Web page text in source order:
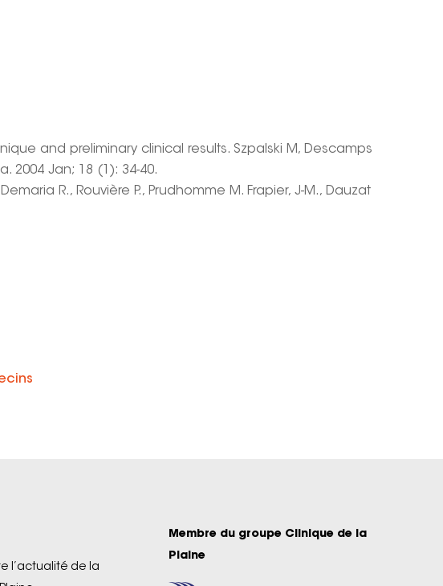
and preliminary clinical results. Szpalski M, Descamps
2004 Jan; 18 (1): 34-40.
R., Rouvière P., Prudhomme M. Frapier, J-M., Dauzat
l’actualité de la
Membre du groupe Clinique de la
Plaine